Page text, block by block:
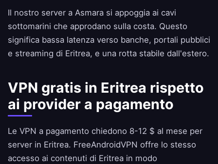
Il nostro server a Asmara si appoggia ai cavi
sottomarini che approdano sulla costa. Questo
significa bassa latenza verso banche, portali pubblici
e streaming di Eritrea, e una rotta stabile dall'estero.
VPN gratis in Eritrea rispetto
ai provider a pagamento
Le VPN a pagamento chiedono 8-12 $ al mese per
server in Eritrea. FreeAndroidVPN offre lo stesso
accesso ai contenuti di Eritrea in modo